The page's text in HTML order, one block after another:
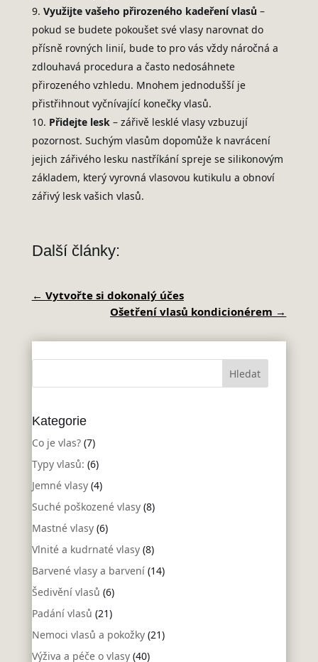
Využijte vašeho přirozeného kadeření vlasů –
pokud se budete pokoušet své vlasy narovnat do
přísně rovných linií, bude to pro vás vždy náročná a
zdlouhavá procedura a často nedosáhnete
přirozeného vzhledu. Mnohem jednodušší je
přistřihnout vyčnívající konečky vlasů.
Přidejte lesk– zářivě lesklé vlasy vzbuzují
pozornost. Suchým vlasům dopomůže k navrácení
jejich zářivého lesku nastříkání spreje se silikonovým
základem, který vyrovná vlasovou kutikulu a obnoví
zářivý lesk vašich vlasů.
Další články:
← Vytvořte si dokonalý účes
Ošetření vlasů kondicionérem →
Kategorie
Co je vlas?(7)
Typy vlasů: (6)
Jemné vlasy(4)
Suché poškozené vlasy(8)
Mastné vlasy(6)
Vlnité a kudrnaté vlasy(8)
Barvené vlasy a barvení(14)
Šedivění vlasů (6)
Padání vlasů (21)
Nemoci vlasů a pokožky(21)
Výživa a péče o vlasy(40)